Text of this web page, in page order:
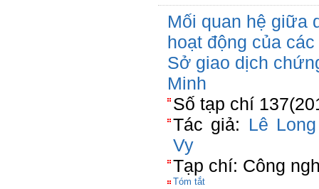
Mối quan hệ giữa
hoạt động của
Sở giao dịch
Minh
Số tạp chí
Tác giả: Lê
Vy
Tạp chí: Công
Tóm tắt